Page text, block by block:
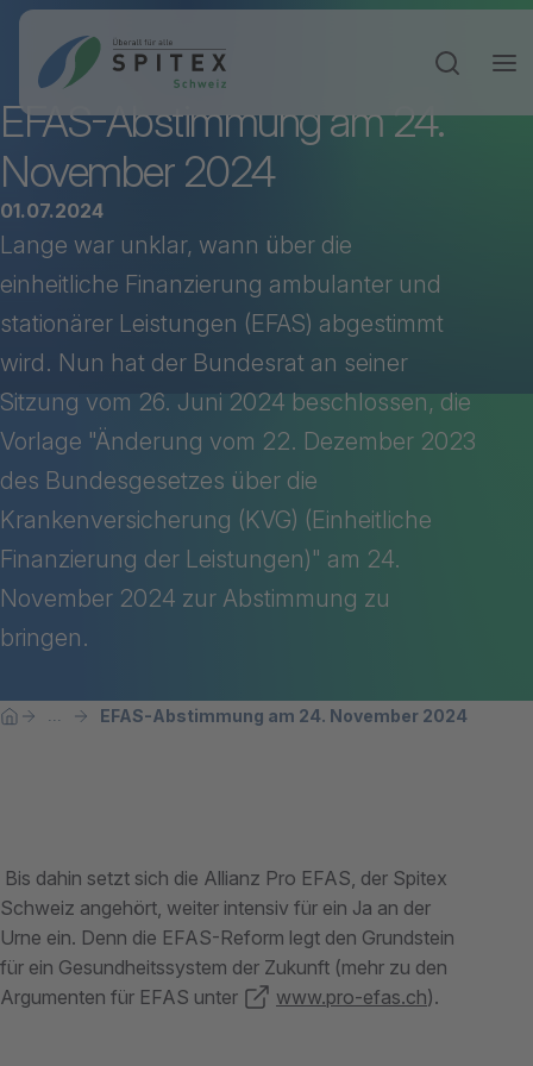
EFAS-Abstimmung am 24.
November 2024
01.07.2024
Lange war unklar, wann über die
einheitliche Finanzierung ambulanter und
stationärer Leistungen (EFAS) abgestimmt
wird. Nun hat der Bundesrat an seiner
Sitzung vom 26. Juni 2024 beschlossen, die
Vorlage "Änderung vom 22. Dezember 2023
des Bundesgesetzes über die
Krankenversicherung (KVG) (Einheitliche
Finanzierung der Leistungen)" am 24.
November 2024 zur Abstimmung zu
bringen.
Breadcrumbnavigation
Sie befinden sich hier:
Home ... EFAS-Abstimmung am 24. November 2024
Bis dahin setzt sich die Allianz Pro EFAS, der Spitex
Schweiz angehört, weiter intensiv für ein Ja an der
Urne ein. Denn die EFAS-Reform legt den Grundstein
für ein Gesundheitssystem der Zukunft (mehr zu den
Argumenten für EFAS unter
www.pro-efas.ch).